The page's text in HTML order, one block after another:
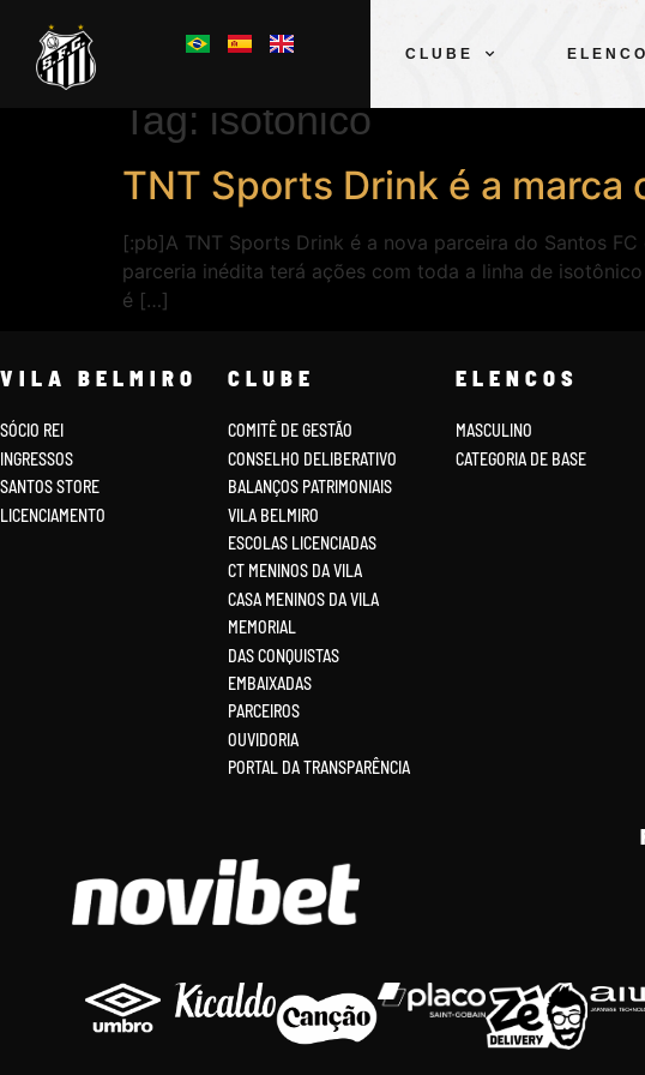
CLUBE
Tag: isotônico
TNT Sports Drink é a
[:pb]A TNT Sports Drink é a nova parceira do Santos
parceria inédita terá ações com toda a linha de
é […]
VILA BELMIRO
SÓCIO REI
INGRESSOS
SANTOS STORE
LICENCIAMENTO
CLUBE
COMITÊ DE GESTÃO
CONSELHO DELIBERATIVO
BALANÇOS PATRIMONIAIS
VILA BELMIRO
ESCOLAS LICENCIADAS
CT MENINOS DA VILA
CASA MENINOS DA VILA
MEMORIAL
DAS CONQUISTAS
EMBAIXADAS
PARCEIROS
OUVIDORIA
PORTAL DA TRANSPARÊNCIA
ELENCOS
MASCULINO
CATEGORIA DE BASE